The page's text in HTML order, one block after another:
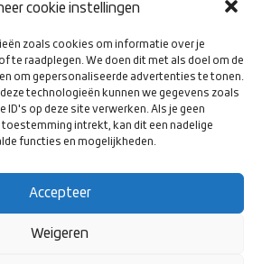
cookie instellingen
zoals cookies om informatie over je
te raadplegen. We doen dit met als doel om de
om gepersonaliseerde advertenties te tonen.
technologieën kunnen we gegevens zoals
ID's op deze site verwerken. Als je geen
intrekt, kan dit een nadelige
functies en mogelijkheden.
Accepteer
Weigeren